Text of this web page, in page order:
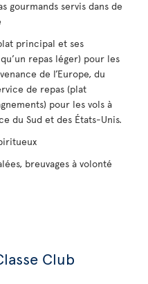
gourmands servis dans de
principal et ses
repas léger) pour les
de l’Europe, du
de repas (plat
pour les vols à
du Sud et des États-Unis.
breuvages à volonté
Club